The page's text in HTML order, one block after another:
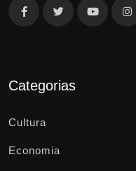
Categorias
Cultura
Economia